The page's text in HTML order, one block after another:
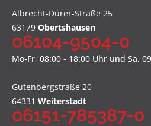
Albrecht-Dürer-Straße 25
63179 Obertshausen
06104-9504-0
Mo-Fr, 08:00 - 18:00 Uhr und Sa,
Gutenbergstraße 20
64331 Weiterstadt
06151-785387-0